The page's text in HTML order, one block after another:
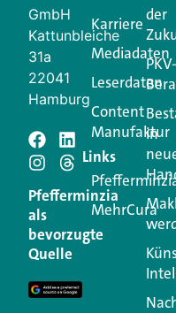
Jetzt anmelden
Schreiben
Kommentar
Ihre E-Mail-Adresse
Erforderliche Felder
Kommentar
GmbH
Kattunbleiche
31a
22041
Hamburg
Pfefferminzia
als
bevorzugte
Quelle
Karriere
Mediadaten
Leserdaten
Content
Manufaktur
Links
MehrCura
der
PKV-
in